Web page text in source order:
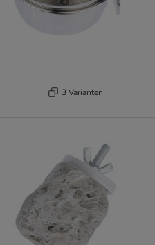
3 Varianten